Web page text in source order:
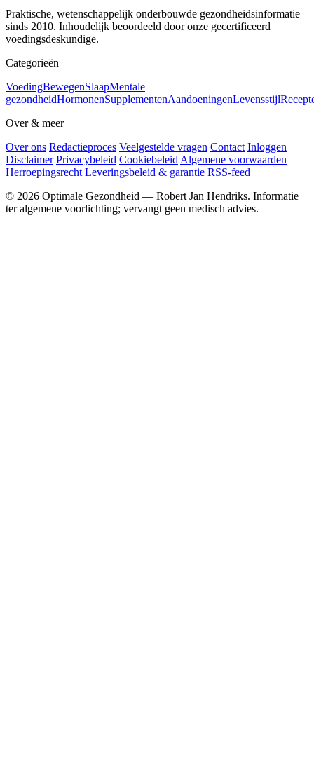
Praktische, wetenschappelijk onderbouwde gezondheidsinformatie
sinds 2010. Inhoudelijk beoordeeld door onze gecertificeerd
voedingsdeskundige.
Categorieën
VoedingBewegenSlaapMentale
gezondheidHormonenSupplementenAandoeningenLevensstijl
Over & meer
Over ons Redactieproces Veelgestelde vragen Contact Inloggen
Disclaimer Privacybeleid Cookiebeleid Algemene voorwaarden
Herroepingsrecht Leveringsbeleid & garantie RSS-feed
© 2026 Optimale Gezondheid — Robert Jan Hendriks. Informatie
ter algemene voorlichting; vervangt geen medisch advies.